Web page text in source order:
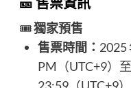
🎟️獨家預售
售票時間： 2025
PM（UTC+9）
23:59（UTC+9）